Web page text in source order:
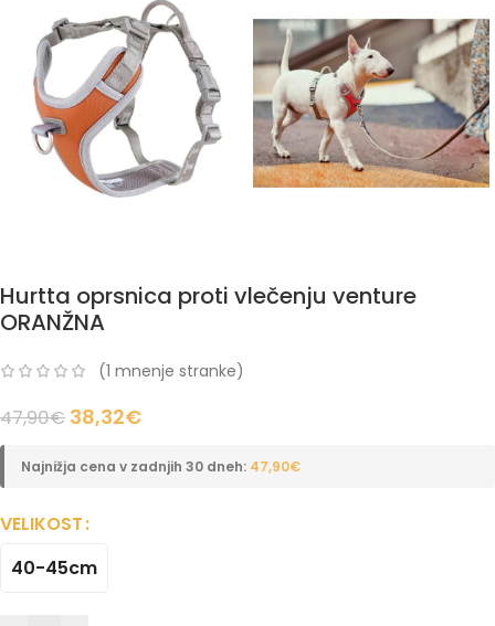
Hurtta oprsnica proti vlečenju venture
ORANŽNA
(1 mnenje stranke)
47,90€ 38,32€
Najnižja cena v zadnjih 30 dneh: 47,90€
VELIKOST
40-45cm